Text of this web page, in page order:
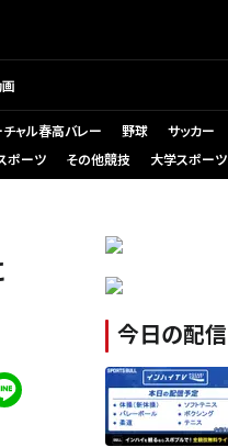
チャル春高バレー 野球 サッカー
ポーツ その他競技 大学スポーツ
今日の配信